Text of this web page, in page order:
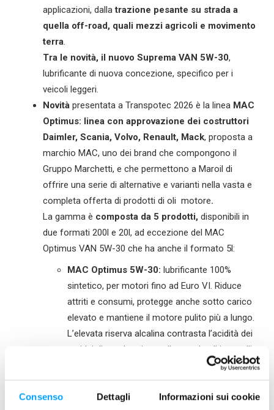
Consenso Dettagli Informazioni sui cookie
applicazioni, dallatrazione pesante su strada a
quella off-road, quali mezzi agricoli e movimento
terra.
Tra le novità, il nuovo Suprema VAN 5W-30,
lubrificante di nuova concezione, specifico per i
veicoli leggeri.
Novità presentata a Transpotec 2026 è la linea MAC
Optimus: linea con approvazione dei costruttori
Daimler, Scania, Volvo, Renault, Mack, proposta a
marchio MAC, uno dei brand che compongono il
Gruppo Marchetti, e che permettono a Maroil di
offrire una serie di alternative e varianti nella vasta e
completa offerta di prodotti di oli motore.
La gamma è composta da 5 prodotti, disponibili in
due formati 200l e 20l, ad eccezione del MAC
Optimus VAN 5W-30 che ha anche il formato 5l:
MAC Optimus 5W-30: lubrificante 100%
sintetico, per motori fino ad Euro VI. Riduce
attriti e consumi, protegge anche sotto carico
elevato e mantiene il motore pulito più a lungo.
L’elevata riserva alcalina contrasta l’acidità dei
residui di combustione, allungando gli intervalli
MAC Optimus 5W-30FE:lubrificante 100%
sintetico a bassa viscosità specifico per